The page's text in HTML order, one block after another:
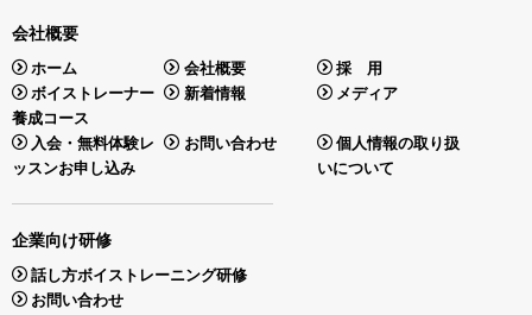
会社概要
ホーム 会社概要
採 用
ボイストレーナー
養成コース
新着情報 メディア
入会・無料体験レ
ッスンお申し込み
お問い合わせ
個人情報の取り扱
いについて
企業向け研修
話し方ボイストレーニング研修
お問い合わせ